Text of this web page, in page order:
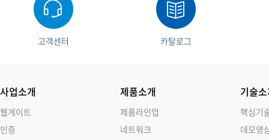
고객센터 카탈로그
사업소개
웹게이트
인증
제품소개
제품라인업
네트워크
기술
핵심기
데모영